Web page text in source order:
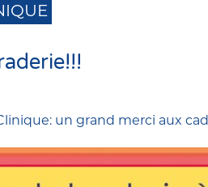
un grand merci aux